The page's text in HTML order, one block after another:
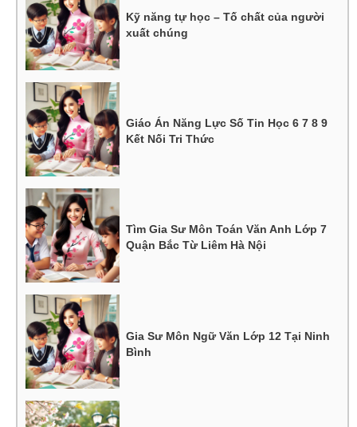
Kỹ năng tự học – Tố chất của người
xuất chúng
Giáo Án Năng Lực Số Tin Học 6 7 8 9
Kết Nối Tri Thức
Tìm Gia Sư Môn Toán Văn Anh Lớp 7
Quận Bắc Từ Liêm Hà Nội
Gia Sư Môn Ngữ Văn Lớp 12 Tại Ninh
Bình